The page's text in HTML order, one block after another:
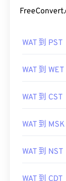
将WAT
WAT 到 PST
WAT 到 WET
WAT 到 CST
WAT 到 MSK
WAT 到 NST